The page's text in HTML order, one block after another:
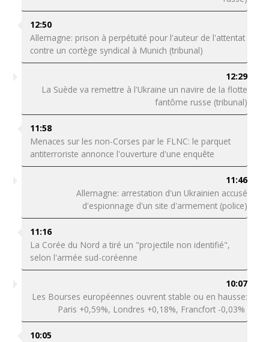
12:50
Allemagne: prison à perpétuité pour l'auteur de l'attentat
contre un cortège syndical à Munich (tribunal)
12:29
La Suède va remettre à l'Ukraine un navire de la flotte
fantôme russe (tribunal)
11:58
Menaces sur les non-Corses par le FLNC: le parquet
antiterroriste annonce l'ouverture d'une enquête
11:46
Allemagne: arrestation d'un Ukrainien accusé
d'espionnage d'un site d'armement (police)
11:16
La Corée du Nord a tiré un "projectile non identifié",
selon l'armée sud-coréenne
10:07
Les Bourses européennes ouvrent stable ou en hausse:
Paris +0,59%, Londres +0,18%, Francfort -0,03%
10:05